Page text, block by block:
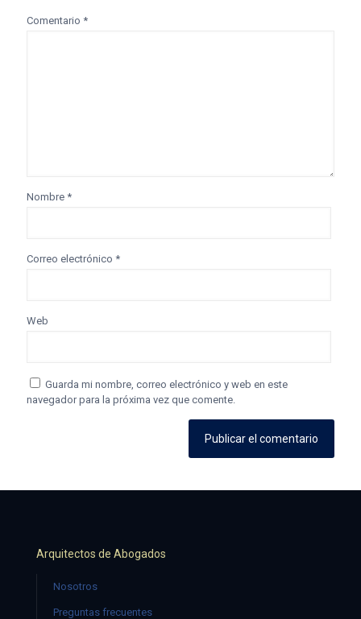
Comentario *
Nombre *
Correo electrónico *
Web
Guarda mi nombre, correo electrónico y web en este
navegador para la próxima vez que comente.
Arquitectos de Abogados
Nosotros
Preguntas frecuentes